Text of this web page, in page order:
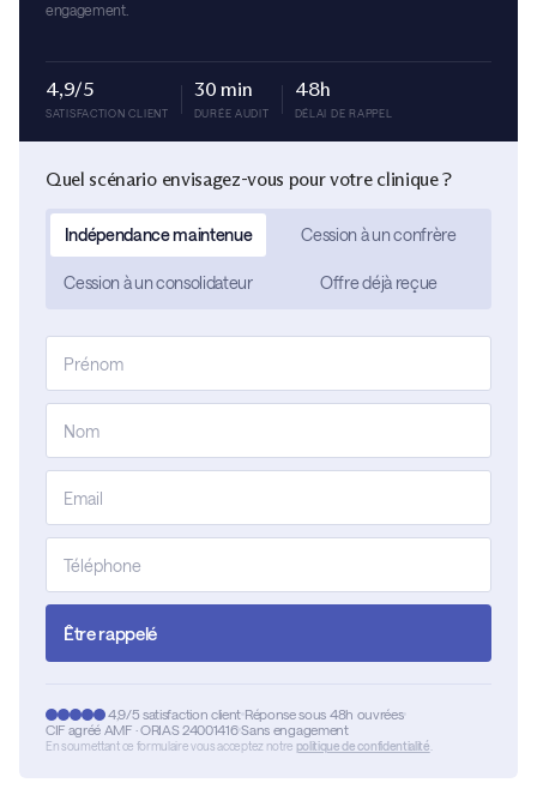
engagement.
4,9/5
SATISFACTION CLIENT
30 min
DURÉE AUDIT
48h
DÉLAI DE RAPPEL
Quel scénario envisagez-vous pour votre clinique ?
Indépendance maintenue Cession à un confrère
Cession à un consolidateur Offre déjà reçue
Être rappelé
4,9/5 satisfaction client Réponse sous 48h ouvrées
CIF agréé AMF · ORIAS 24001416 Sans engagement
En soumettant ce formulaire vous acceptez notre politique de confidentialité